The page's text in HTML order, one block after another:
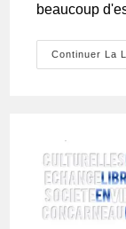
beaucoup
Continuer La